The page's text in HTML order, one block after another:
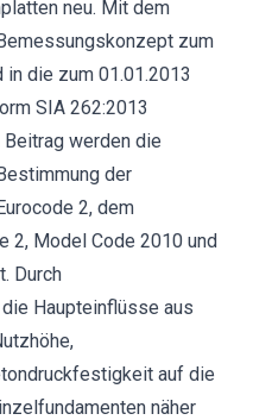
neu. Mit dem
zum
in die zum 01.01.2013
SIA 262:2013
werden die
der
2, dem
2, Model Code 2010 und
Durch
Haupteinflüsse aus
auf die
näher